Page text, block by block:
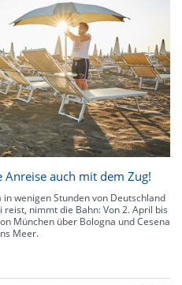
auch mit dem Zug!
wenigen Stunden von Deutschland
nimmt die Bahn: Von 2. April bis
München über Bologna und Cesena
Meer.